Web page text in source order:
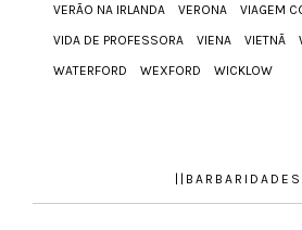
VERÃO NA IRLANDA
VERONA
VIAGEM
VIDA DE PROFESSORA
VIENA VIETNÃ
WATERFORD
WEXFORD WICKLOW